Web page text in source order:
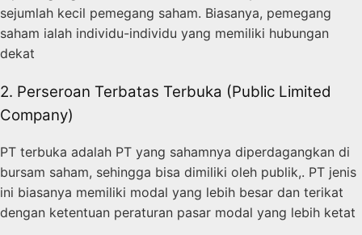
sejumlah kecil pemegang saham. Biasanya, pemegang
saham ialah individu-individu yang memiliki hubungan
dekat
2. Perseroan Terbatas Terbuka (Public Limited
Company)
PT terbuka adalah PT yang sahamnya diperdagangkan di
bursam saham, sehingga bisa dimiliki oleh publik,. PT jenis
ini biasanya memiliki modal yang lebih besar dan terikat
dengan ketentuan peraturan pasar modal yang lebih ketat